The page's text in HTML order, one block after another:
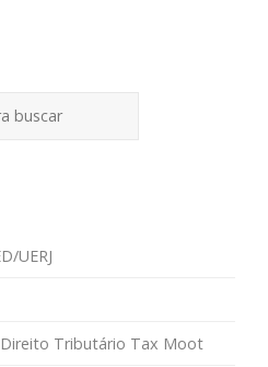
UERJ
Tributário Tax Moot